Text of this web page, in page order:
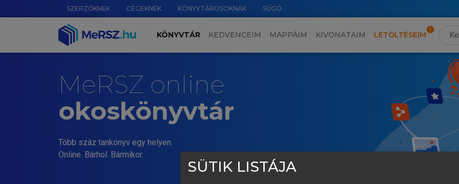
SZERZŐKNEK CÉGEKNEK KÖNYVTÁROSOKNAK SÚGÓ
KÖNYVTÁR KEDVENCEIM MAPPÁIM KIVONATAIM LETÖLTÉSEIM
MeRSZ online
okoskönyvtár
Több száz tankönyv egy helyen.
Online. Bárhol. Bármikor.
SÜTIK LISTÁJA